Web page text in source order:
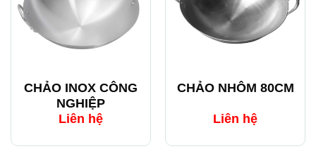
CHẢO INOX CÔNG
NGHIỆP
Liên hệ
CHẢO NHÔM 80CM
Liên hệ